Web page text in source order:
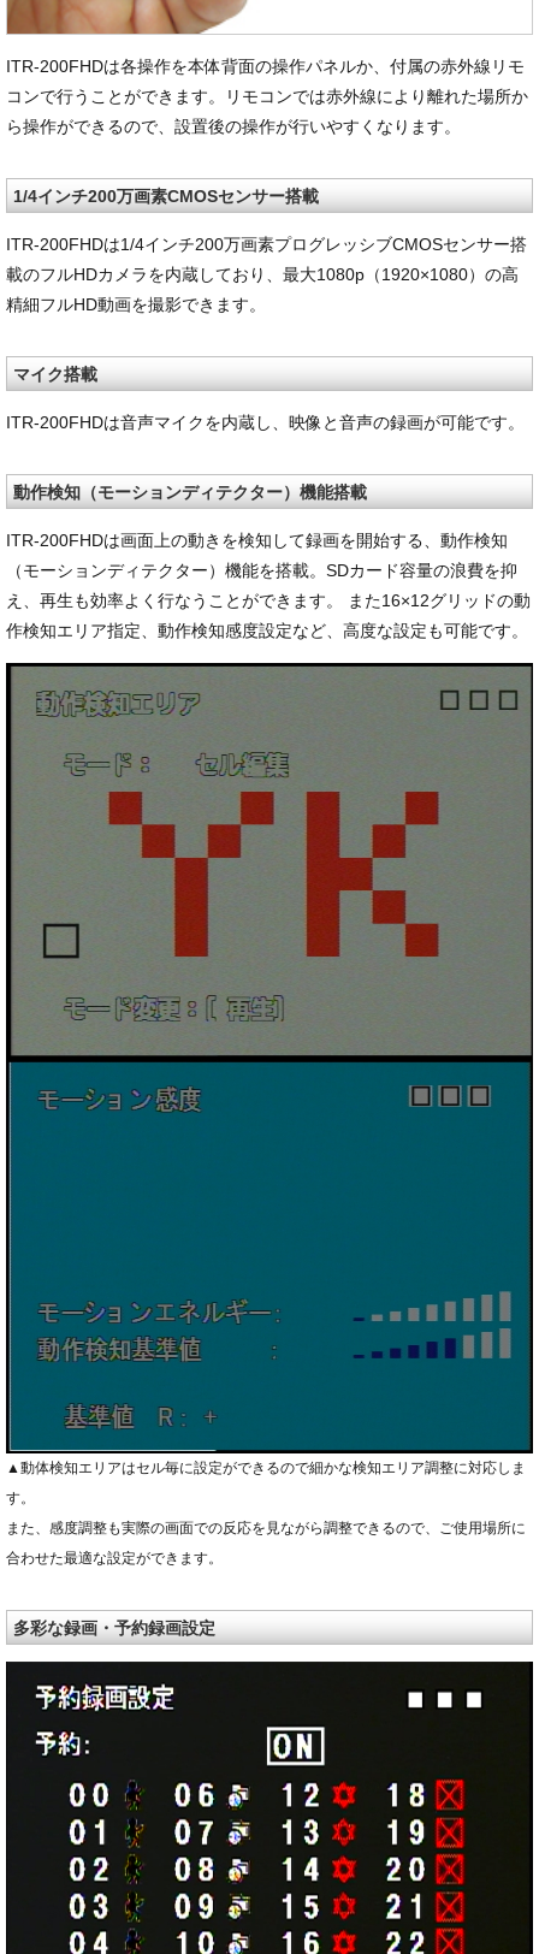
ITR-200FHDは各操作を本体背面の操作パネルか、付属の赤外線リモ
コンで行うことができます。リモコンでは赤外線により離れた場所か
ら操作ができるので、設置後の操作が行いやすくなります。
1/4インチ200万画素CMOSセンサー搭載
ITR-200FHDは1/4インチ200万画素プログレッシブCMOSセンサー搭
載のフルHDカメラを内蔵しており、最大1080p（1920×1080）の高
精細フルHD動画を撮影できます。
マイク搭載
ITR-200FHDは音声マイクを内蔵し、映像と音声の録画が可能です。
動作検知（モーションディテクター）機能搭載
ITR-200FHDは画面上の動きを検知して録画を開始する、動作検知
（モーションディテクター）機能を搭載。SDカード容量の浪費を抑
え、再生も効率よく行なうことができます。 また16×12グリッドの動
作検知エリア指定、動作検知感度設定など、高度な設定も可能です。
▲動体検知エリアはセル毎に設定ができるので細かな検知エリア調整に対応しま
す。
また、感度調整も実際の画面での反応を見ながら調整できるので、ご使用場所に
合わせた最適な設定ができます。
多彩な録画・予約録画設定